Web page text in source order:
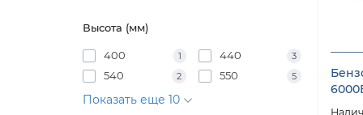
Высота (мм)
400 1 440 3
540 2 550 5
Показать еще 10